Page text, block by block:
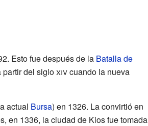
Esto fue después de la Batalla de
partir del sigloxivcuando la nueva
actual Bursa) en 1326. La convirtió en
en 1336, la ciudad de Kios fue tomada